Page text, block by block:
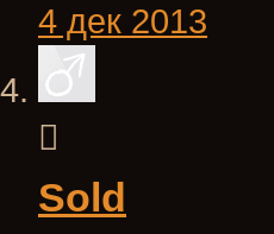
4 дек 2013
Sold